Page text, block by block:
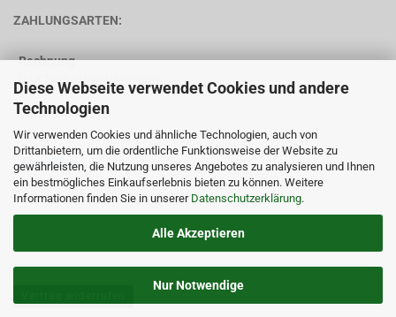
Diese Webseite verwendet Cookies und andere
Technologien
Wir verwenden Cookies und ähnliche Technologien, auch von
Drittanbietern, um die ordentliche Funktionsweise der Website zu
gewährleisten, die Nutzung unseres Angebotes zu analysieren und Ihnen
ein bestmögliches Einkaufserlebnis bieten zu können. Weitere
Informationen finden Sie in unserer Datenschutzerklärung.
Alle Akzeptieren
Nur Notwendige
ZAHLUNGSARTEN:
Rechnung
(nur für Bestandskunden)
Vorkasse